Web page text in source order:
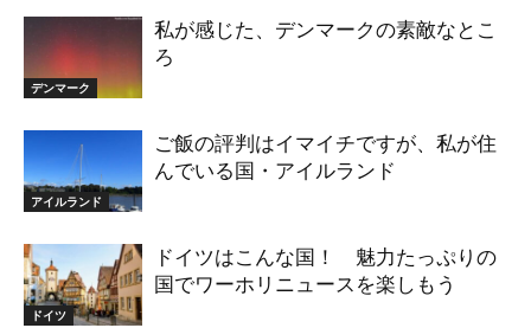
デンマーク
私が感じた、デンマークの素敵なとこ
ろ
アイルランド
ご飯の評判はイマイチですが、私が住
んでいる国・アイルランド
ドイツ
ドイツはこんな国！ 魅力たっぷりの
国でワーホリニュースを楽しもう